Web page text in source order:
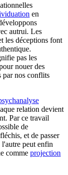
en
autrui. Les
les déceptions font
pas les
nouer des
par nos conflits
relation devient
Par ce travail
de
et de passer
peut enfin
comme projection